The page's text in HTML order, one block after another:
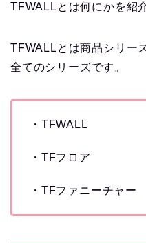
TFWALLとは何にかを紹
TFWALLとは商品シリー
全てのシリーズです。
・TFWALL
・TFフロア
・TFファニーチャー